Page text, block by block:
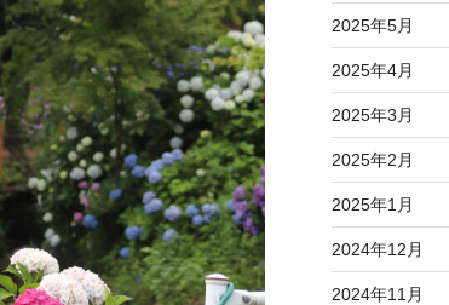
2025年5月
2025年4月
2025年3月
2025年2月
2025年1月
2024年12月
2024年11月